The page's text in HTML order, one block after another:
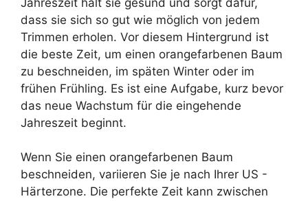
dass sie sich so gut wie möglich von jedem
Trimmen erholen. Vor diesem Hintergrund ist
die beste Zeit, um einen orangefarbenen Baum
zu beschneiden, im späten Winter oder im
frühen Frühling. Es ist eine Aufgabe, kurz bevor
das neue Wachstum für die eingehende
Jahreszeit beginnt.
Wenn Sie einen orangefarbenen Baum
beschneiden, variieren Sie je nach Ihrer US -
Härterzone. Die perfekte Zeit kann zwischen